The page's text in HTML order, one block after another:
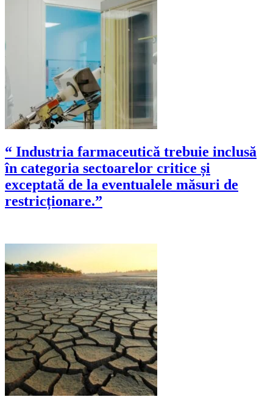
“ Industria farmaceutică trebuie inclusă
în categoria sectoarelor critice și
exceptată de la eventualele măsuri de
restricționare.”